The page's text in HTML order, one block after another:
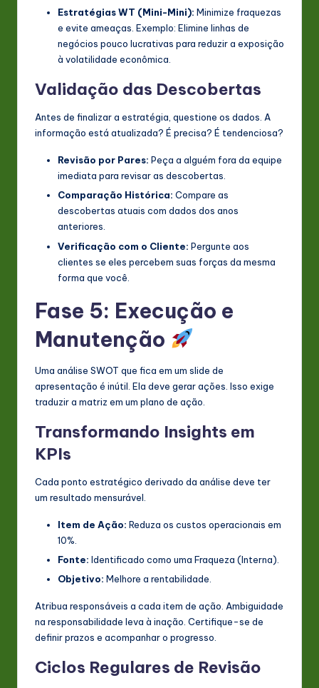
Estratégias WT (Mini-Mini): Minimize fraquezas
e evite ameaças. Exemplo: Elimine linhas de
negócios pouco lucrativas para reduzir a exposição
à volatilidade econômica.
Validação das Descobertas
Antes de finalizar a estratégia, questione os dados. A
informação está atualizada? É precisa? É tendenciosa?
Revisão por Pares: Peça a alguém fora da equipe
imediata para revisar as descobertas.
Comparação Histórica: Compare as
descobertas atuais com dados dos anos
anteriores.
Verificação com o Cliente: Pergunte aos
clientes se eles percebem suas forças da mesma
forma que você.
Fase 5: Execução e
Manutenção
Uma análise SWOT que fica em um slide de
apresentação é inútil. Ela deve gerar ações. Isso exige
traduzir a matriz em um plano de ação.
Transformando Insights em
KPIs
Cada ponto estratégico derivado da análise deve ter
um resultado mensurável.
Item de Ação: Reduza os custos operacionais em
10%.
Fonte: Identificado como uma Fraqueza (Interna).
Objetivo: Melhore a rentabilidade.
Atribua responsáveis a cada item de ação. Ambiguidade
na responsabilidade leva à inação. Certifique-se de
definir prazos e acompanhar o progresso.
Ciclos Regulares de Revisão